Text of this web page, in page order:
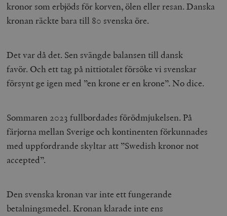
kronor som erbjöds för korven, ölen eller resan. Danska
kronan räckte bara till 80 svenska öre.
Det var då det. Sen svängde balansen till dansk
favör. Och ett tag på nittiotalet försöke vi svenskar
försynt ge igen med ”en krone er en krone”. No dice.
Sommaren 2023 fullbordades förödmjukelsen. På
färjorna mellan Sverige och kontinenten förkunnades
med uppfordrande skyltar att ”Swedish kronor not
accepted”.
Den svenska kronan var inte ett fungerande
betalningsmedel. Kronan klarade inte ens